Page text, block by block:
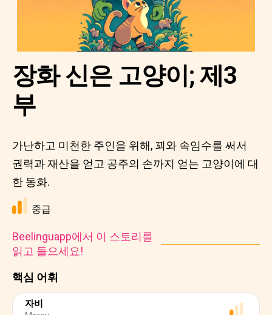
핵심 어휘
자비
장화 신은 고양이; 제3
부
가난하고 미천한 주인을 위해, 꾀와 속임수를 써서
권력과 재산을 얻고 공주의 손까지 얻는 고양이에 대
한 동화.
중급
Beelinguapp에서 이 스토리를
읽고 들으세요!